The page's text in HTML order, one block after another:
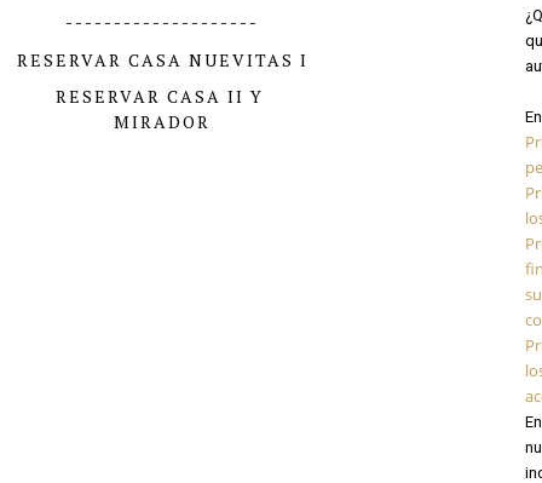
--------------------
RESERVAR CASA NUEVITAS I
RESERVAR CASA II Y
MIRADOR